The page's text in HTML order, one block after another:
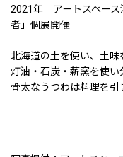
2021年 アートスペー
者」個展開催
北海道の土を使い、土味
灯油・石炭・薪窯を使い
骨太なうつわは料理を引